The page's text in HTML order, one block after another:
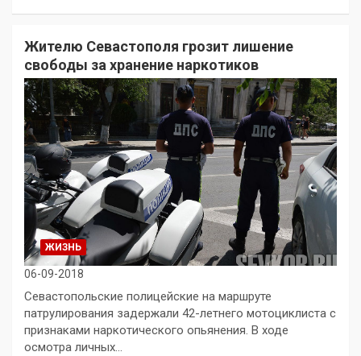
Жителю Севастополя грозит лишение
свободы за хранение наркотиков
ЖИЗНЬ
06-09-2018
Севастопольские полицейские на маршруте
патрулирования задержали 42-летнего мотоциклиста с
признаками наркотического опьянения. В ходе
осмотра личных…